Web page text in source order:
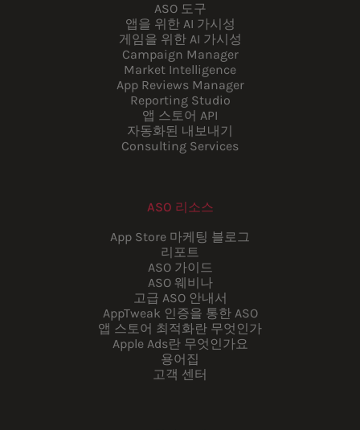
ASO 도구
앱을 위한 AI 가시성
게임을 위한 AI 가시성
Campaign Manager
Market Intelligence
App Reviews Manager
Reporting Studio
앱 스토어 API
자동화된 내보내기
Consulting Services
ASO 리소스
App Store 마케팅 블로그
리포트
ASO 가이드
ASO 웨비나
고급 ASO 안내서
AppTweak 인증을 통한 ASO
앱 스토어 최적화란 무엇인가
Apple Ads란 무엇인가요
용어집
고객 센터